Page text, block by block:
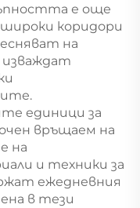
е още
коридори
на
единици за
връщаем на
на
и техники за
ежедневния
в тези